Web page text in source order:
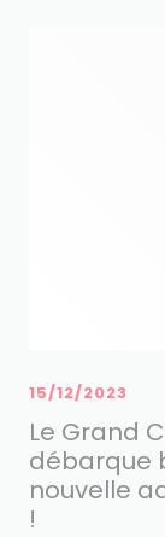
Le Grand
débarque
nouvelle
!
15/12/2023